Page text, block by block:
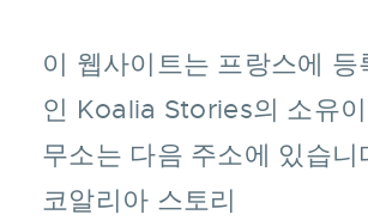
이 웹사이트는 프랑스에 등
인 Koalia Stories의 소유
무소는 다음 주소에 있습니
코알리아 스토리